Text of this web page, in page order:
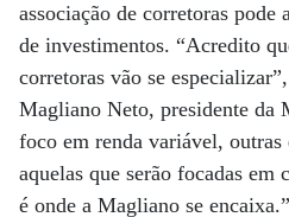
associação de corretoras pode
de investimentos. “Acredito
corretoras vão se
Magliano Neto, presidente da
foco em renda variável, outras
aquelas que serão focadas
é onde a Magliano se